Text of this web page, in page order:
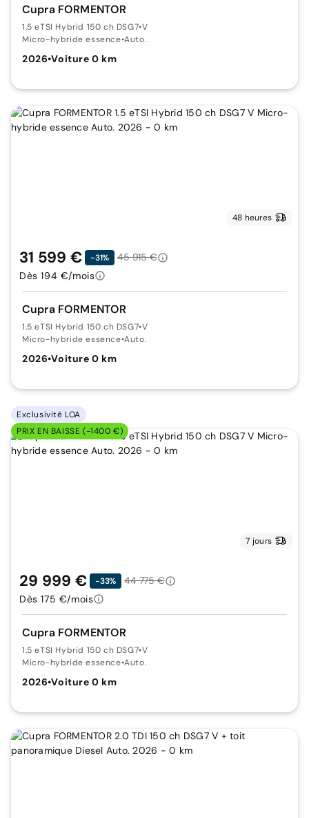
Cupra FORMENTOR
1.5 eTSI Hybrid 150 ch DSG7•V
Micro-hybride essence•Auto.
2026•Voiture 0 km
48 heures
Cupra FORMENTOR
1.5 eTSI Hybrid 150 ch DSG7•V
Micro-hybride essence•Auto.
2026•Voiture 0 km
31 599 € -31%
45 915 €
Dès 194 €/mois
Exclusivité LOA
PRIX EN BAISSE (-1400 €)
7 jours
Cupra FORMENTOR
1.5 eTSI Hybrid 150 ch DSG7•V
Micro-hybride essence•Auto.
2026•Voiture 0 km
29 999 € -33%
44 775 €
Dès 175 €/mois